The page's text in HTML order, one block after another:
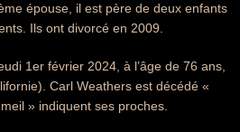
épouse, il est père de deux enfants
Ils ont divorcé en 2009.
1er février 2024, à l’âge de 76 ans,
Carl Weathers est décédé «
» indiquent ses proches.